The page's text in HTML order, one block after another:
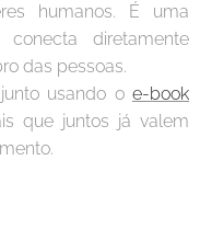
humanos. É uma
diretamente
das pessoas.
usando o e-book
que juntos já valem